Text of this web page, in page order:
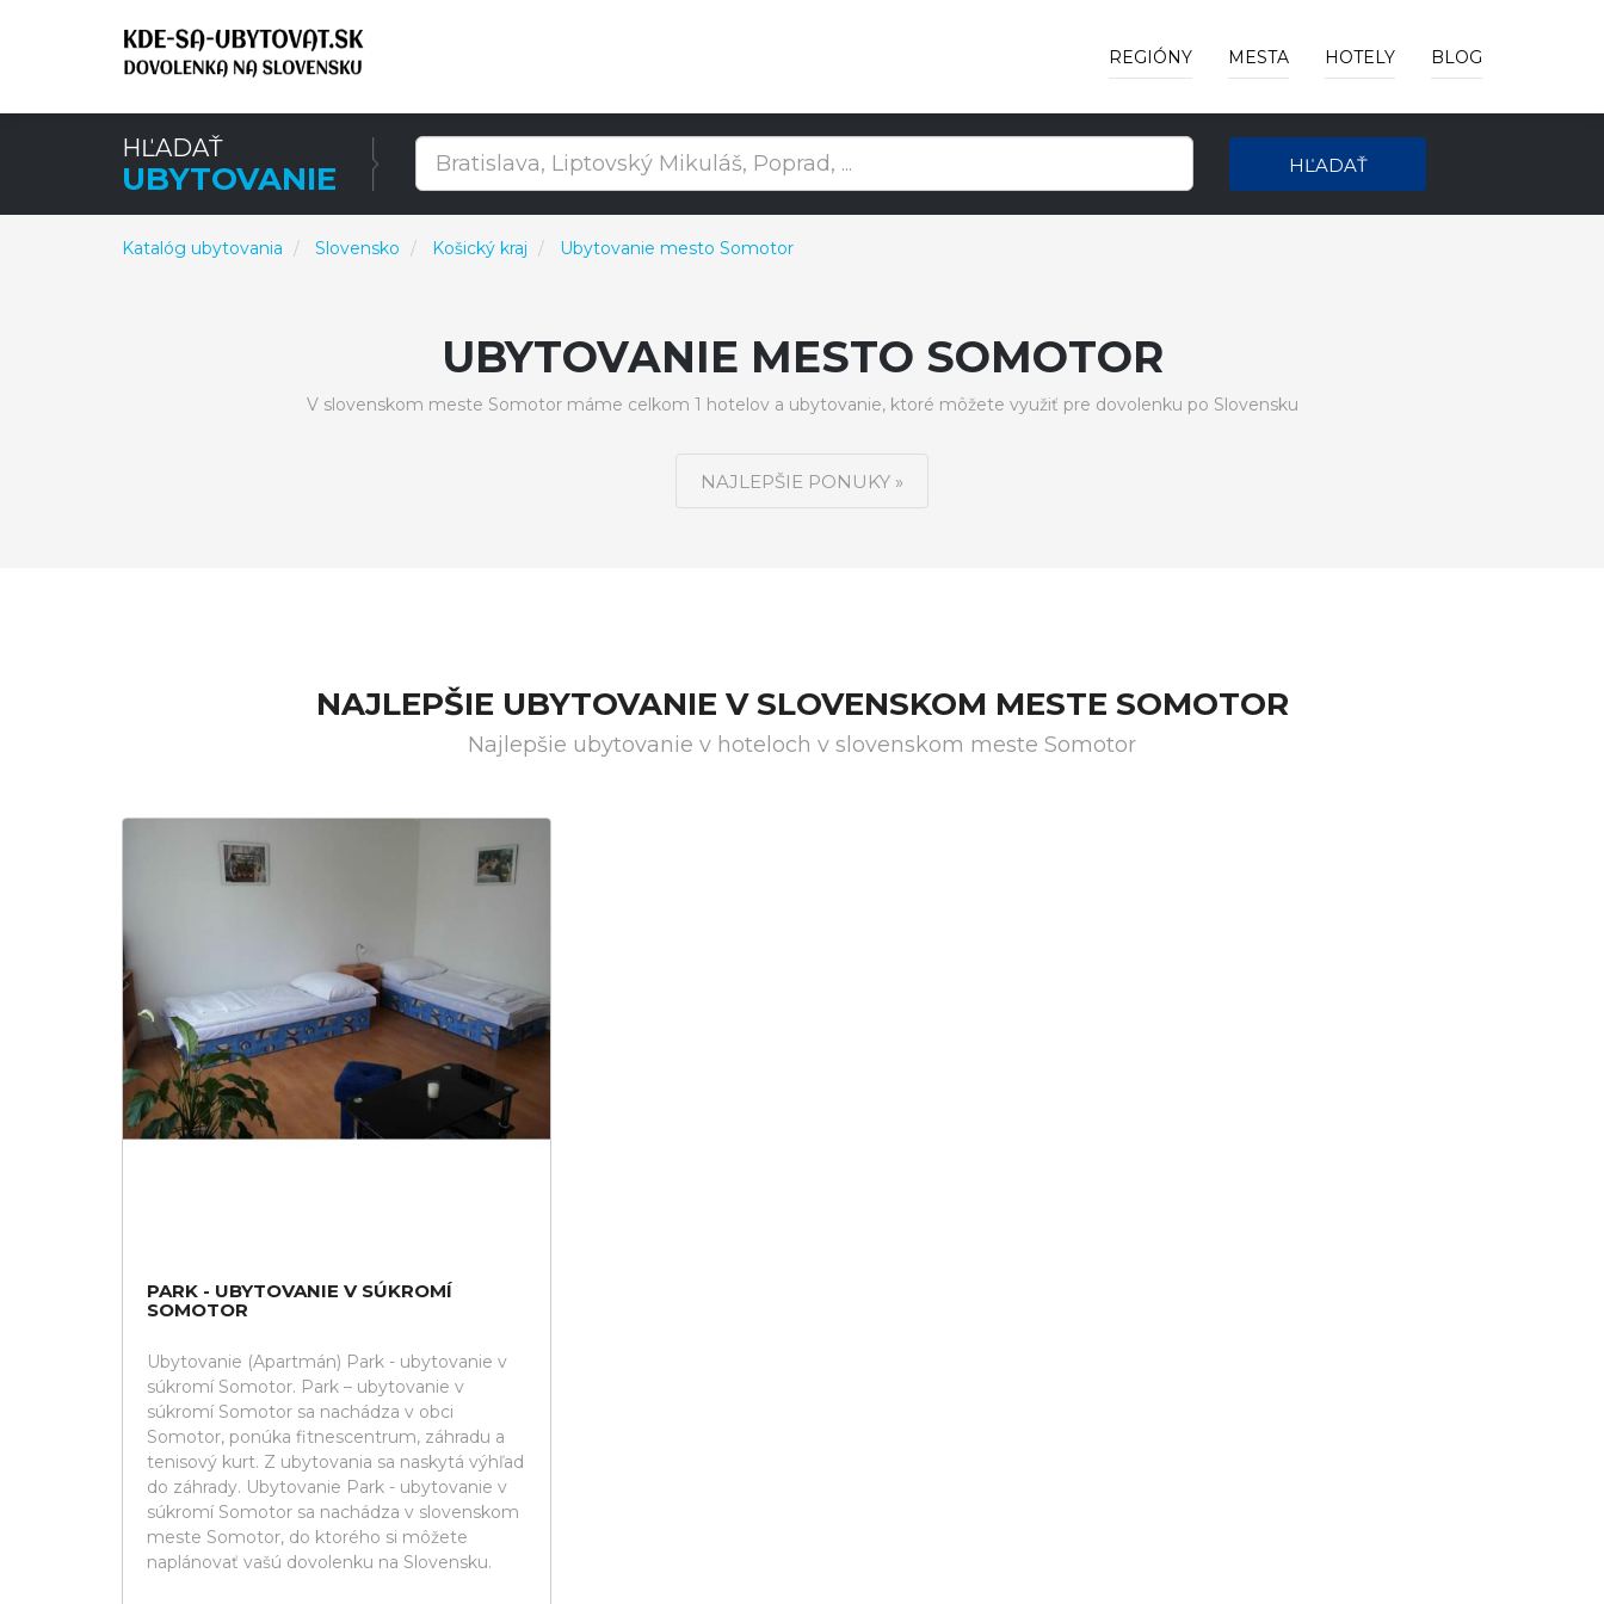
REGIÓNY MESTA HOTELY BLOG
HĽADAŤ
UBYTOVANIE HĽADAŤ
Katalóg ubytovania Slovensko Košický kraj Ubytovanie mesto Somotor
UBYTOVANIE MESTO SOMOTOR
V slovenskom meste Somotor máme celkom 1 hotelov a ubytovanie, ktoré môžete využiť pre dovolenku po Slovensku
NAJLEPŠIE PONUKY »
NAJLEPŠIE UBYTOVANIE V SLOVENSKOM MESTE SOMOTOR
Najlepšie ubytovanie v hoteloch v slovenskom meste Somotor
PARK - UBYTOVANIE V SÚKROMÍ
SOMOTOR
Ubytovanie (Apartmán) Park - ubytovanie v
súkromí Somotor. Park – ubytovanie v
súkromí Somotor sa nachádza v obci
Somotor, ponúka fitnescentrum, záhradu a
tenisový kurt. Z ubytovania sa naskytá výhľad
do záhrady. Ubytovanie Park - ubytovanie v
súkromí Somotor sa nachádza v slovenskom
meste Somotor, do ktorého si môžete
naplánovať vašú dovolenku na Slovensku.